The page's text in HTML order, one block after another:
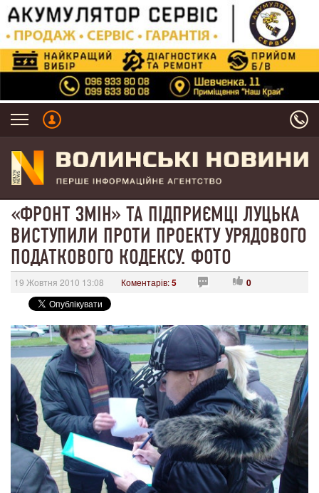
«ФРОНТ ЗМІН» ТА ПІДПРИЄМЦІ ЛУЦЬКА
ВИСТУПИЛИ ПРОТИ ПРОЕКТУ УРЯДОВОГО
ПОДАТКОВОГО КОДЕКСУ. ФОТО
19 Жовтня 2010 13:08 Коментарів:5 0